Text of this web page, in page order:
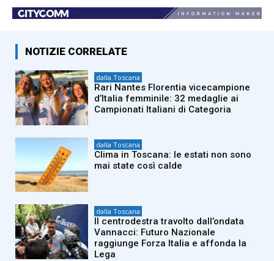
NOTIZIE CORRELATE
dalla Toscana
Rari Nantes Florentia vicecampione
d’Italia femminile: 32 medaglie ai
Campionati Italiani di Categoria
dalla Toscana
Clima in Toscana: le estati non sono
mai state così calde
dalla Toscana
Il centrodestra travolto dall’ondata
Vannacci: Futuro Nazionale
raggiunge Forza Italia e affonda la
Lega